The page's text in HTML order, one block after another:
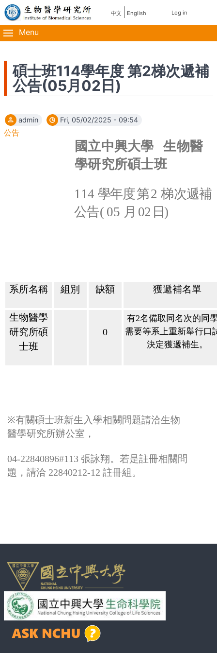
Skip
to
main
content
主
導
覽
使
帳
Log in
中文 English
Menu
碩士班114學年度 第2梯次遞補
公告(05月02日)
admin Fri, 05/02/2025 - 09:54
公告
國立中興大學
生物醫
學研究所碩士班
114 學年度第2梯次遞補
公告( 05 月 02 日)
系所名稱 組別 缺額 獲遞補名單
生物醫學
研究所碩
士班
0
有2名備取同名次的同
需要等系上重新舉行口
決定獲遞補生。
※有關碩士班新生入學相關問題請洽生物
醫學研究所辦公室，
04-22840896#113 張詠翔。若是註冊相關問
題，請洽 22840212-12 註冊組。